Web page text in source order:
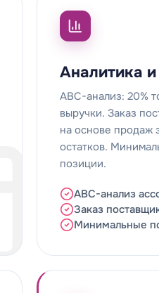
Аналитика
ABC-анализ: 20%
выручки. Заказ
на основе продаж
остатков.
позиции.
ABC-анализ
Заказ
Минимальные